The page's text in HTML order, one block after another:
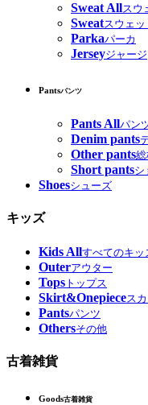
Sweat Allスウ
Sweatスウェッ
Parkaパーカ
Jerseyジャージ
Pantsパンツ
Pants Allパン
Denim pants
Other pants
Short pantsシ
Shoesシューズ
キッズ
Kids Allすべてのキッ
Outerアウター
Tops トップス
Skirt&Onepieceス
Pantsパンツ
Othersその他
古着雑貨
Goods古着雑貨